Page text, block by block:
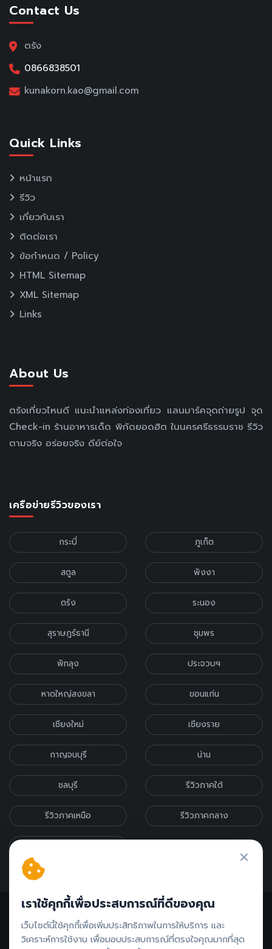
Contact Us
ตรัง
0866838501
kunakorn.kao@gmail.com
Quick Links
หน้าแรก
รีวิว
เกี่ยวกับเรา
ติดต่อเรา
ข้อกำหนด / Policy
HTML Sitemap
XML Sitemap
Links
About Us
ตรังเที่ยวไหนดี แนะนำแหล่งท่องเที่ยว แลนมาร์คจุดถ่ายรูป จุด
Check-in ร้านอาหารเด็ด พิกัดยอดฮิต ในนครศรีธรรมราช รีวิว
ตามจริง อร่อยจริง ดีย์ต่อใจ
เครือข่ายรีวิวของเรา
กระบี่ ภูเก็ต
สตูล พังงา
ตรัง ระนอง
สุราษฎร์ธานี ชุมพร
พัทลุง ประจวบฯ
หาดใหญ่สงขลา ขอนแก่น
เชียงใหม่ เชียงราย
กาญจนบุรี น่าน
ชลบุรี รีวิวภาคใต้
รีวิวภาคเหนือ รีวิวภาคกลาง
เราใช้คุกกี้เพื่อประสบการณ์ที่ดีของคุณ
เว็บไซต์นี้ใช้คุกกี้เพื่อเพิ่มประสิทธิภาพในการให้บริการ และ
วิเคราะห์การใช้งาน เพื่อมอบประสบการณ์ที่ตรงใจคุณมากที่สุด